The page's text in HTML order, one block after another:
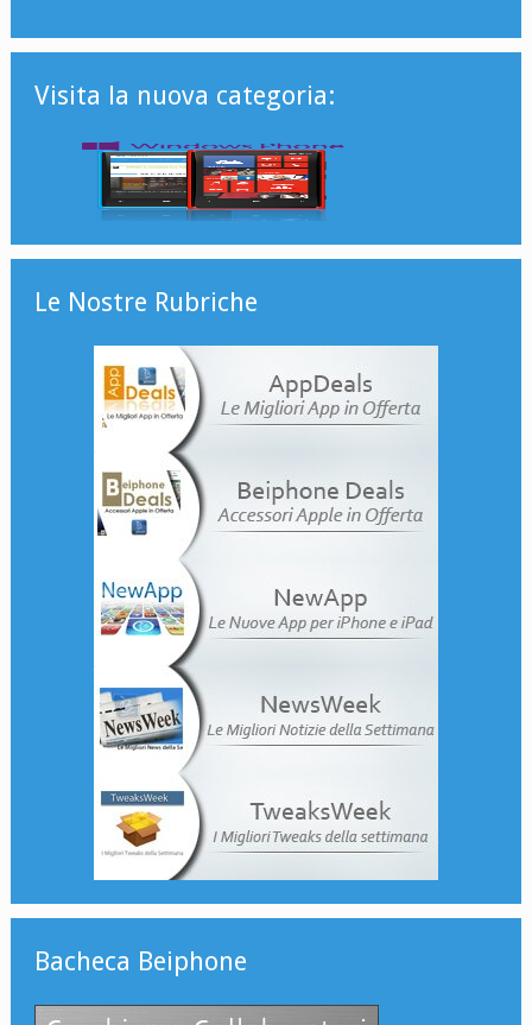
Visita la nuova categoria:
Le Nostre Rubriche
Bacheca Beiphone